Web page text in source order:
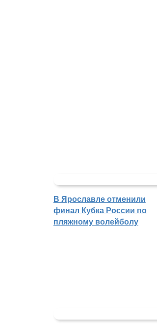
В Ярославле отменили
финал Кубка России по
пляжному волейболу